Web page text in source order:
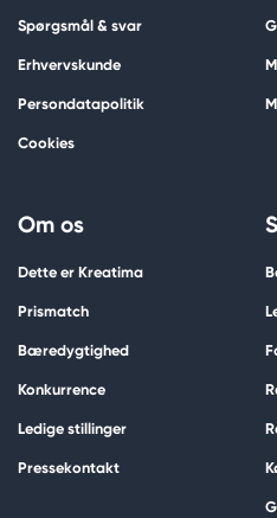
Spørgsmål & svar
Erhvervskunde
Persondatapolitik
Cookies
Om os
Dette er Kreatima
Prismatch
Bæredygtighed
Konkurrence
Ledige stillinger
Pressekontakt